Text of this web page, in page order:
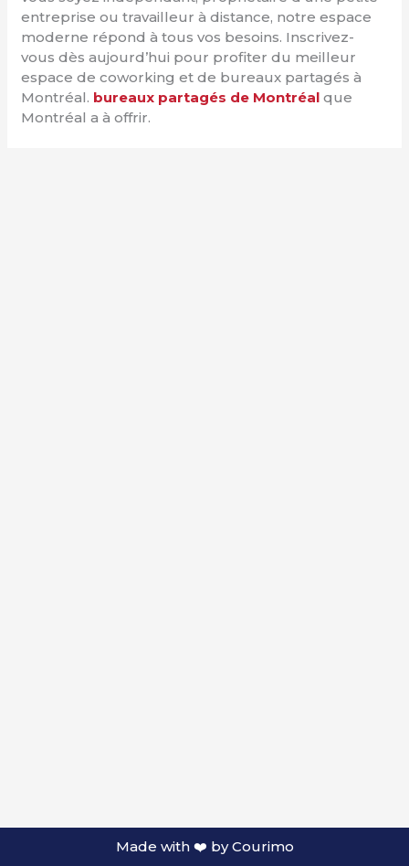
entreprise ou travailleur à distance, notre espace
moderne répond à tous vos besoins. Inscrivez-
vous dès aujourd’hui pour profiter du meilleur
espace de coworking et de bureaux partagés à
Montréal. bureaux partagés de Montréal que
Montréal a à offrir.
Made with ❤️ byCourimo